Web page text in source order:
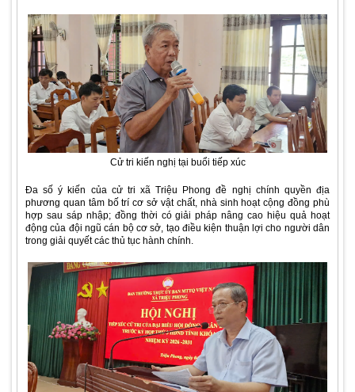
Cử tri kiến nghị tại buổi tiếp xúc
Đa số ý kiến của cử tri xã Triệu Phong đề nghị chính quyền địa
phương quan tâm bố trí cơ sở vật chất, nhà sinh hoạt cộng đồng phù
hợp sau sáp nhập; đồng thời có giải pháp nâng cao hiệu quả hoạt
động của đội ngũ cán bộ cơ sở, tạo điều kiện thuận lợi cho người dân
trong giải quyết các thủ tục hành chính.